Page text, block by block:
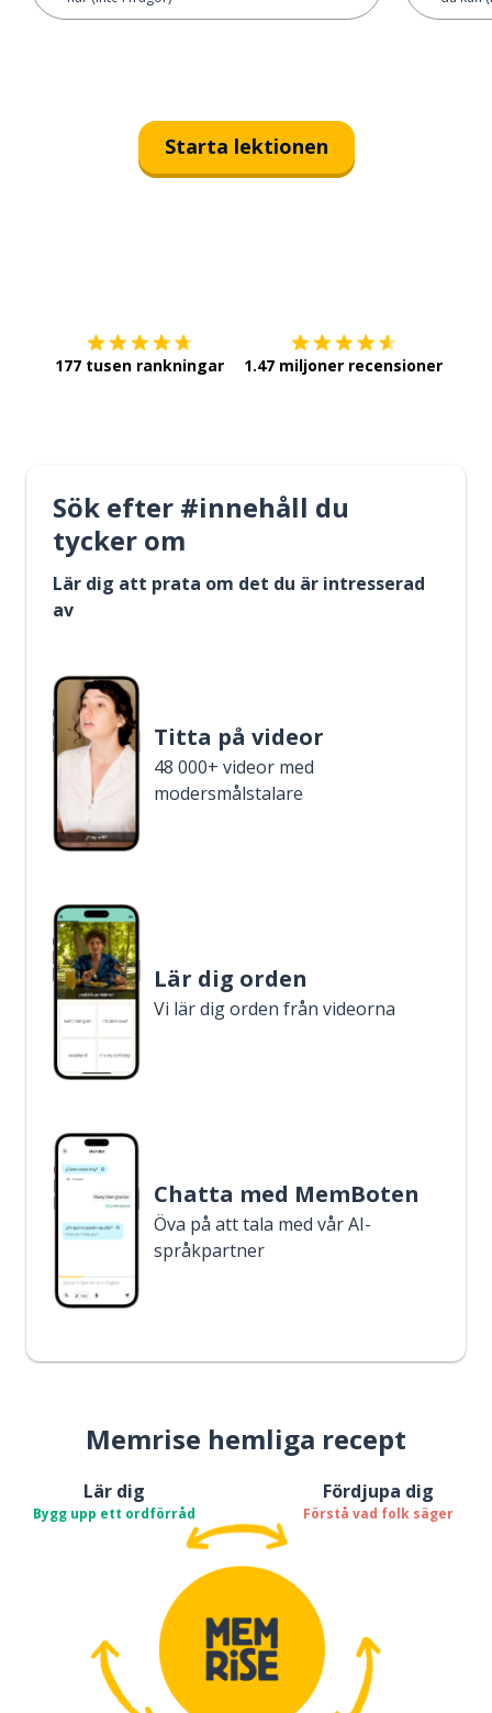
Starta lektionen
177 tusen rankningar 1.47 miljoner recensioner
Sök efter #innehåll du
tycker om
Lär dig att prata om det du är intresserad
av
Titta på videor
48 000+ videor med
modersmålstalare
Lär dig orden
Vi lär dig orden från videorna
Chatta med MemBoten
Öva på att tala med vår AI-
språkpartner
Memrise hemliga recept
Lär dig
Bygg upp ett ordförråd
Fördjupa dig
Förstå vad folk säger